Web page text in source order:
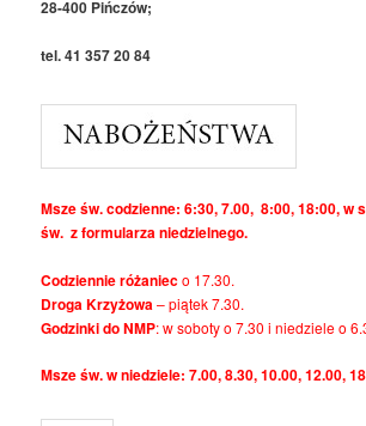
28-400 Pińczów;
tel. 41 357 20 84
Msze św. codzienne: 6:30, 7.00, 8:00, 18:00, w
św. z formularza niedzielnego.
Codziennie różanieco 17.30.
Droga Krzyżowa– piątek 7.30.
Godzinki do NMP: w soboty o 7.30 i niedziele o
Msze św. w niedziele: 7.00, 8.30, 10.00, 12.00,